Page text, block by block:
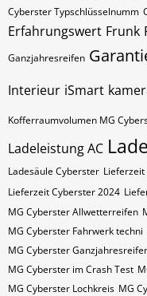
Cyberster​​​​ Typschlüsselnumm
Erfahrungswert Frunk
Ganzjahresreifen
Interieur iSmart
Kofferraumvolumen MG
Ladeleistung AC
Ladesäule Cyberster
Lieferzeit Cyberster 2024
MG Cyberster Allwetterreifen
MG Cyberster Fahrwerk techni
MG Cyberster
MG Cyberster im Crash Test
MG Cyberster Lochkreis MG